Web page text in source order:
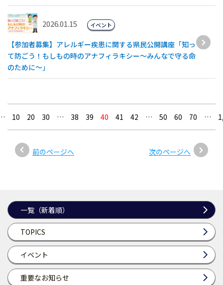
一覧（新着順）
TOPICS
イベント
重要なお知らせ
2026.01.15
【参加者募集】アレルギー疾患に関する県民公開講座「知っ
て防ごう！もしもの時のアナフィラキシー～みんなで守る命
のために～」
イベント
前のページへ
10 20 30 … 38 39 40 41 42 … 50 60 70 …
次のページへ